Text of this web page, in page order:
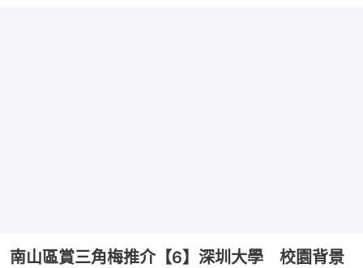
南山區賞三角梅推介【6】深圳大學 校園背景